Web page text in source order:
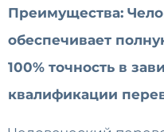
Преимущества:
обеспечивает
100% точность в
квалификации